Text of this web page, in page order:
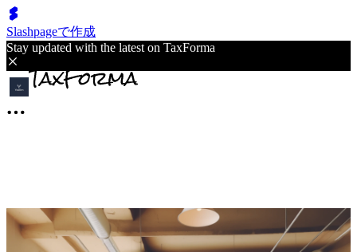
Slashpageで作成
Stay updated with the latest on TaxForma